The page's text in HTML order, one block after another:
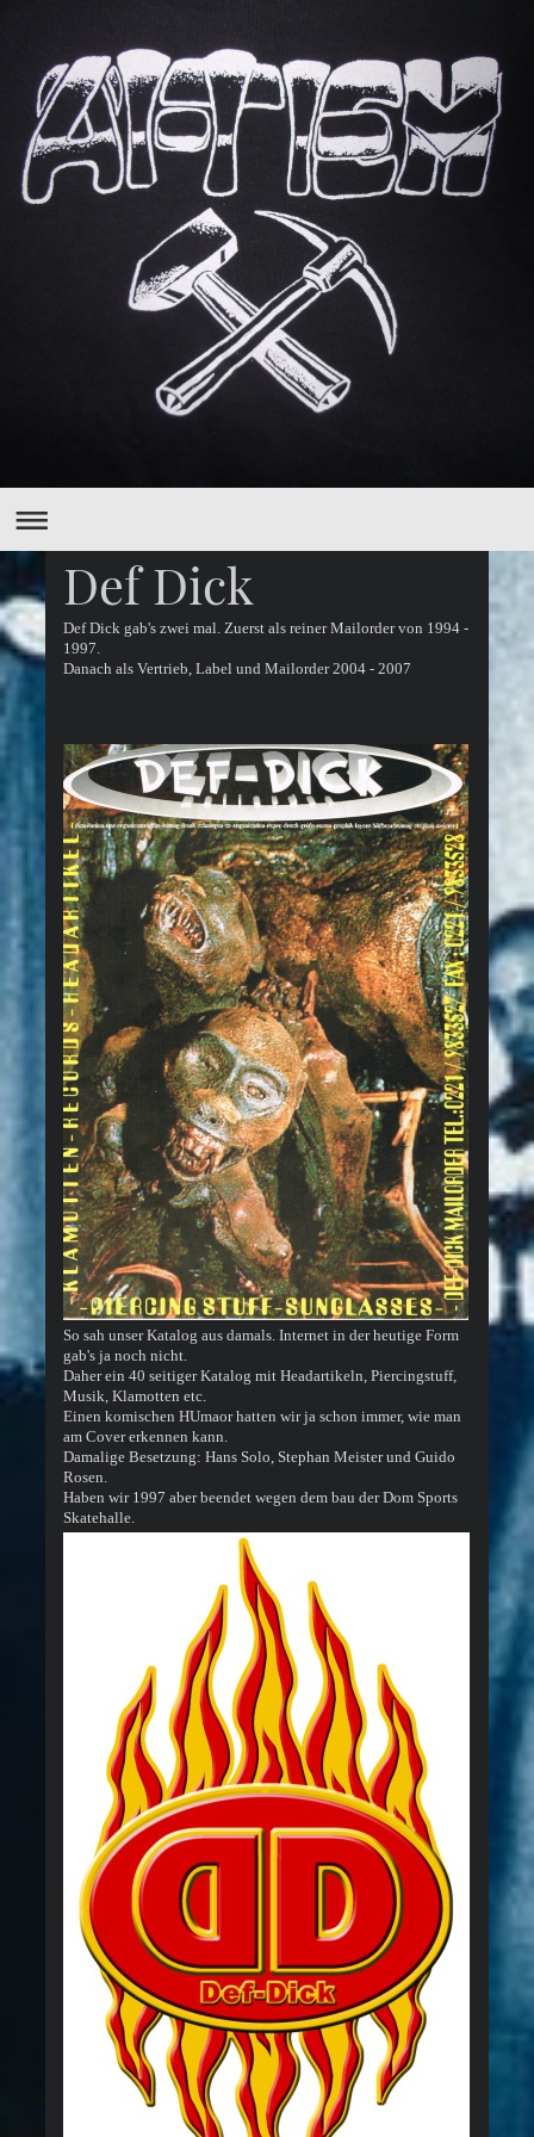
Def Dick
Def Dick gab's zwei mal. Zuerst als reiner Mailorder von 1994 -
1997.
Danach als Vertrieb, Label und Mailorder 2004 - 2007
So sah unser Katalog aus damals. Internet in der heutige Form
gab's ja noch nicht.
Daher ein 40 seitiger Katalog mit Headartikeln, Piercingstuff,
Musik, Klamotten etc.
Einen komischen HUmaor hatten wir ja schon immer, wie man
am Cover erkennen kann.
Damalige Besetzung: Hans Solo, Stephan Meister und Guido
Rosen.
Haben wir 1997 aber beendet wegen dem bau der Dom Sports
Skatehalle.